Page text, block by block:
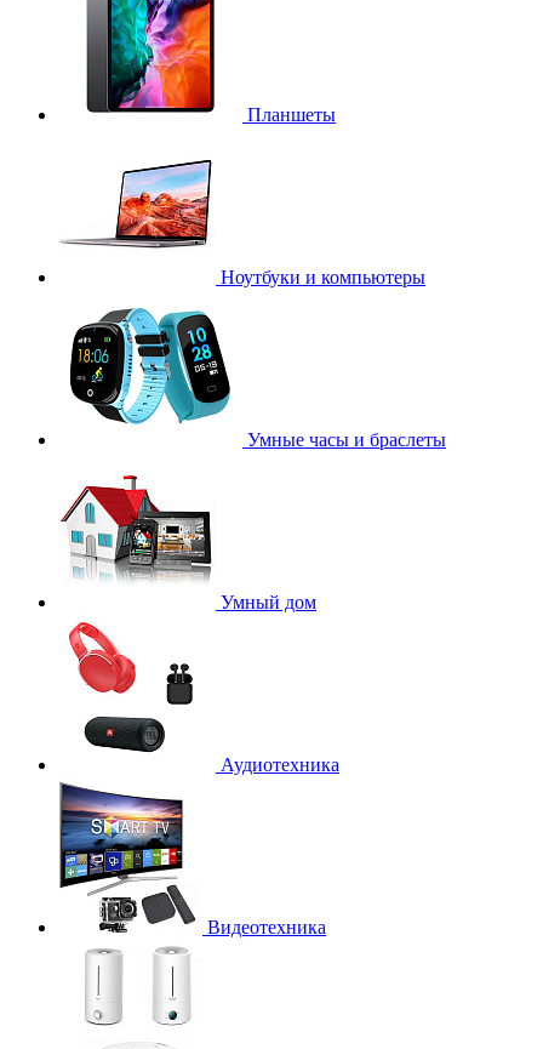
Планшеты
Ноутбуки и компьютеры
Умные часы и браслеты
Умный дом
Аудиотехника
Видеотехника